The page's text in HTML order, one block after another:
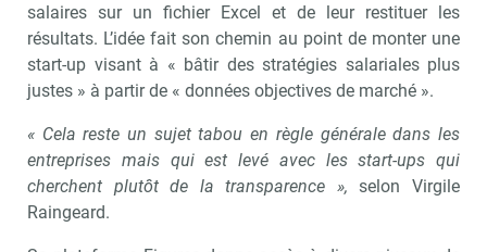
salaires sur un fichier Excel et de leur restituer les
résultats. L’idée fait son chemin au point de monter une
start-up visant à « bâtir des stratégies salariales plus
justes » à partir de « données objectives de marché ».
« Cela reste un sujet tabou en règle générale dans les
entreprises mais qui est levé avec les start-ups qui
cherchent plutôt de la transparence », selon Virgile
Raingeard.